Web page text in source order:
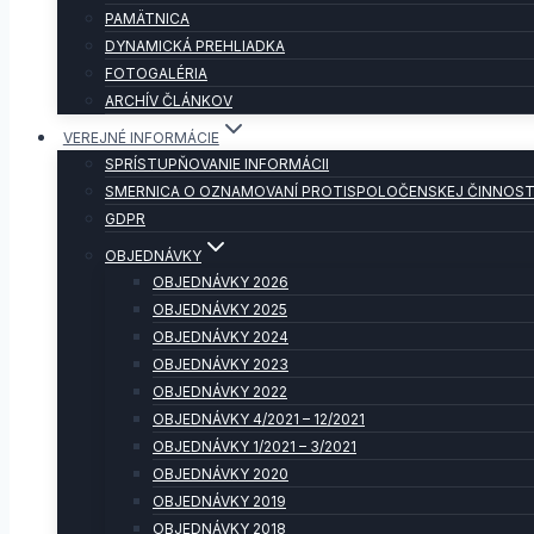
PAMÄTNICA
DYNAMICKÁ PREHLIADKA
FOTOGALÉRIA
ARCHÍV ČLÁNKOV
VEREJNÉ INFORMÁCIE
SPRÍSTUPŇOVANIE INFORMÁCII
SMERNICA O OZNAMOVANÍ PROTISPOLOČENSKEJ
GDPR
OBJEDNÁVKY
OBJEDNÁVKY 2026
OBJEDNÁVKY 2025
OBJEDNÁVKY 2024
OBJEDNÁVKY 2023
OBJEDNÁVKY 2022
OBJEDNÁVKY 4/2021 – 12/2021
OBJEDNÁVKY 1/2021 – 3/2021
OBJEDNÁVKY 2020
OBJEDNÁVKY 2019
OBJEDNÁVKY 2018